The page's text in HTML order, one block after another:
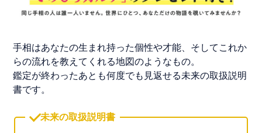
手相はあなたの生まれ持った個性や才能、そしてこれか
らの流れを教えてくれる地図のようなもの。
鑑定が終わったあとも何度でも見返せる未来の取扱説明
書です。
未来の取扱説明書